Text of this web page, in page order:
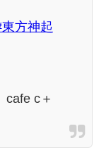
方神起
c＋